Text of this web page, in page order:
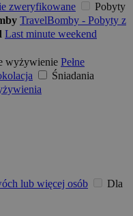
zweryfikowane
Pobyty
TravelBomby - Pobyty z
Last minute weekend
wyżywienie Pełne
Śniadania
lub więcej osób
Dla